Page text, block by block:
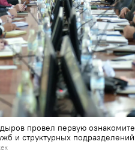
провел первую
и структурных